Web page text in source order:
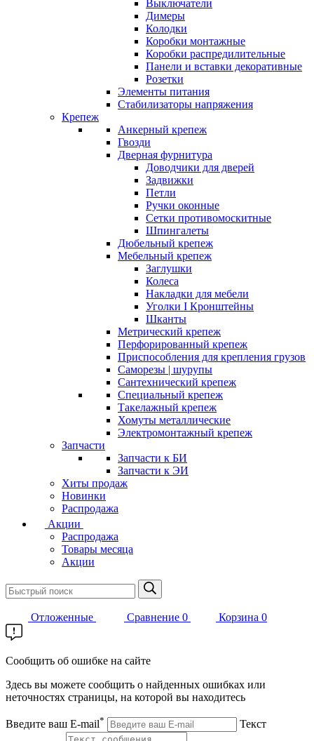
Выключатели
Димеры
Колодки
Коробки монтажные
Коробки распредилительные
Панели и вставки декоративные
Розетки
Элементы питания
Стабилизаторы напряжения
Крепеж
Анкерный крепеж
Гвозди
Дверная фурнитура
Доводчики для дверей
Задвижки
Петли
Ручки оконные
Сетки противомоскитные
Шпингалеты
Дюбельный крепеж
Мебельный крепеж
Заглушки
Колеса
Накладки для мебели
Уголки I Кронштейны
Шканты
Метрический крепеж
Перфорированный крепеж
Приспособления для крепления грузов
Саморезы | шурупы
Сантехнический крепеж
Специальный крепеж
Такелажный крепеж
Хомуты металлические
Электромонтажный крепеж
Запчасти
Запчасти к БИ
Запчасти к ЭИ
Хиты продаж
Новинки
Распродажа
Акции
Распродажа
Товары месяца
Акции
Отложенные Сравнение 0 Корзина 0
Сообщить об ошибке на сайте
Здесь вы можете сообщить о найденных ошибках или
неточностях страницы, на которой вы находитесь
Введите ваш E-mail* Текст